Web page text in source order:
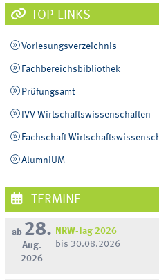
TOP-LINKS
Vorlesungsverzeichnis
Fachbereichsbibliothek
Prüfungsamt
IVV Wirtschaftswissenschaften
Fachschaft
AlumniUM
TERMINE
ab 28.
Aug.
2026
NRW-Tag 2026
bis 30.08.2026